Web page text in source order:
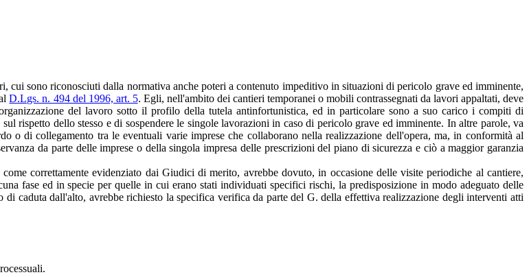
cui sono riconosciuti dalla normativa anche poteri a contenuto impeditivo in situazioni di pericolo grave ed imminente,
D.Lgs. n. 494 del 1996, art. 5. Egli, nell'ambito dei cantieri temporanei o mobili contrassegnati da lavori appaltati, deve
del lavoro sotto il profilo della tutela antinfortunistica, ed in particolare sono a suo carico i compiti di
rispetto dello stesso e di sospendere le singole lavorazioni in caso di pericolo grave ed imminente. In altre parole, va
di collegamento tra le eventuali varie imprese che collaborano nella realizzazione dell'opera, ma, in conformità al
da parte delle imprese o della singola impresa delle prescrizioni del piano di sicurezza e ciò a maggior garanzia
correttamente evidenziato dai Giudici di merito, avrebbe dovuto, in occasione delle visite periodiche al cantiere,
fase ed in specie per quelle in cui erano stati individuati specifici rischi, la predisposizione in modo adeguato delle
caduta dall'alto, avrebbe richiesto la specifica verifica da parte del G. della effettiva realizzazione degli interventi atti